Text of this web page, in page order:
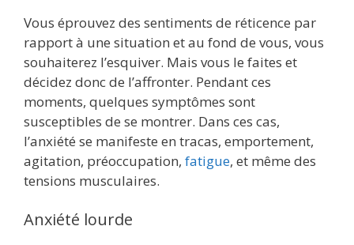
Vous éprouvez des sentiments de réticence par
rapport à une situation et au fond de vous, vous
souhaiterez l’esquiver. Mais vous le faites et
décidez donc de l’affronter. Pendant ces
moments, quelques symptômes sont
susceptibles de se montrer. Dans ces cas,
l’anxiété se manifeste en tracas, emportement,
agitation, préoccupation, fatigue, et même des
tensions musculaires.
Anxiété lourde